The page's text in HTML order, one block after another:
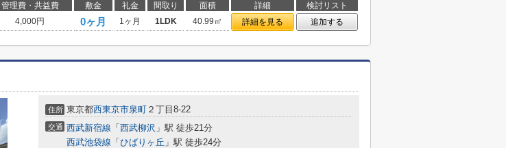
管理費・共益費 敷金 礼金 間取り 面積 詳細
検討リスト
4,000円 0ヶ月 1ヶ月 1LDK 40.99㎡ 詳細を見る 追加する
住所 東京都西東京市泉町 ２丁目8-22
交通 西武新宿線 「 西武柳沢 」駅 徒歩21分
西武池袋線 「 ひばりヶ丘 」駅 徒歩24分